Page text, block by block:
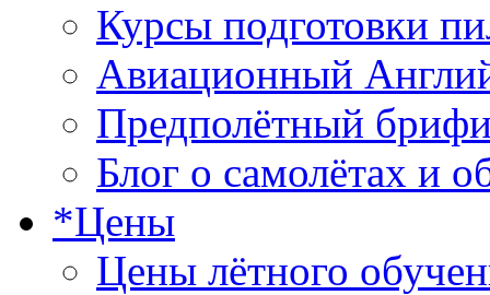
Курсы подготовки
Авиационный
Предполётный
Блог о самолётах и
*Цены
Цены лётного